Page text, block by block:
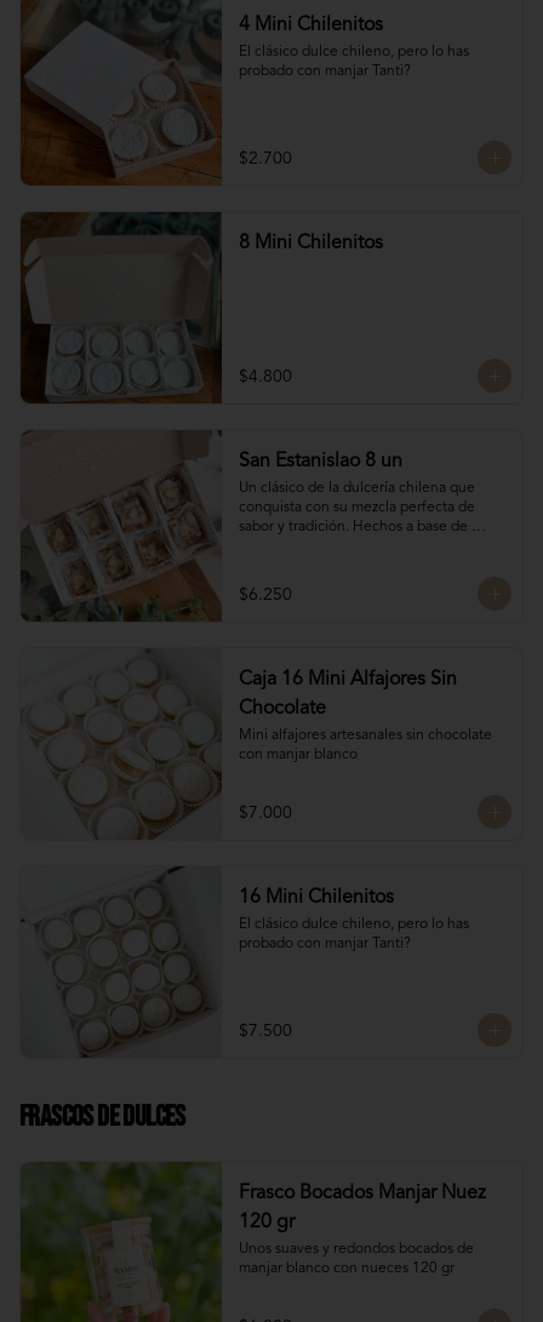
4 Mini Chilenitos
El clásico dulce chileno, pero lo has
probado con manjar Tanti?
$2.700
8 Mini Chilenitos
$4.800
San Estanislao 8 un
Un clásico de la dulcería chilena que
conquista con su mezcla perfecta de
sabor y tradición. Hechos a base de
cada San Estanislao guarda ese toque
casero y especial que solo ella sabe dar.
antojo dulce lleno de cariño.
$6.250
Caja 16 Mini Alfajores Sin
Chocolate
Mini alfajores artesanales sin chocolate
con manjar blanco
$7.000
16 Mini Chilenitos
El clásico dulce chileno, pero lo has
probado con manjar Tanti?
$7.500
Frascos de Dulces
Frasco Bocados Manjar Nuez
120 gr
Unos suaves y redondos bocados de
manjar blanco con nueces 120 gr